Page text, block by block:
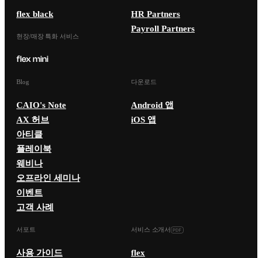
flex black
현장/매장 특화 서비스
HR Partners
Payroll Partners
Blog
CAIO's Note
AX 허브
아티클
플레이북
웨비나
오프라인 세미나
이벤트
고객 사례
다운로드
Android 앱
iOS 앱
서포트
사용 가이드
서비스 소개서
flex